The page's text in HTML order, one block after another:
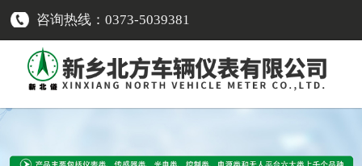
咨询热线：0373-5039381